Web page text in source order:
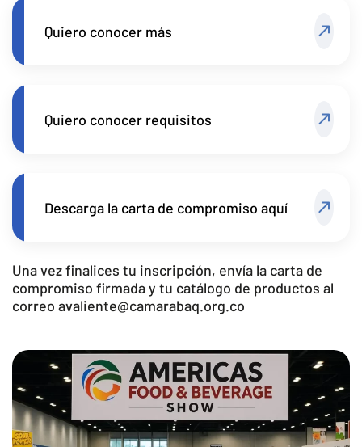
Quiero conocer más
Quiero conocer requisitos
Descarga la carta de compromiso aquí
Una vez finalices tu inscripción, envía la carta de
compromiso firmada y tu catálogo de productos al
correo avaliente@camarabaq.org.co